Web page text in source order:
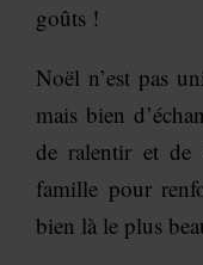
goûts !
Noël n’est pas
mais bien
de ralentir et de
famille pour
bien là le plus